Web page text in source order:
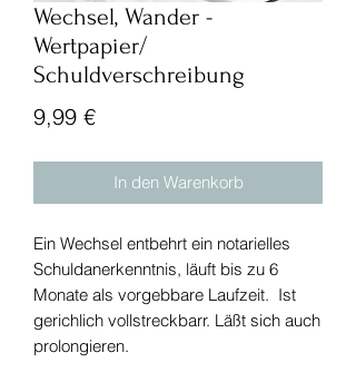
Wechsel, Wander -
Wertpapier/
Schuldverschreibung
9,99 €Preis
In den Warenkorb
Ein Wechsel entbehrt ein notarielles
Schuldanerkenntnis, läuft bis zu 6
Monate als vorgebbare Laufzeit. Ist
gerichlich vollstreckbarr. Läßt sich auch
prolongieren.